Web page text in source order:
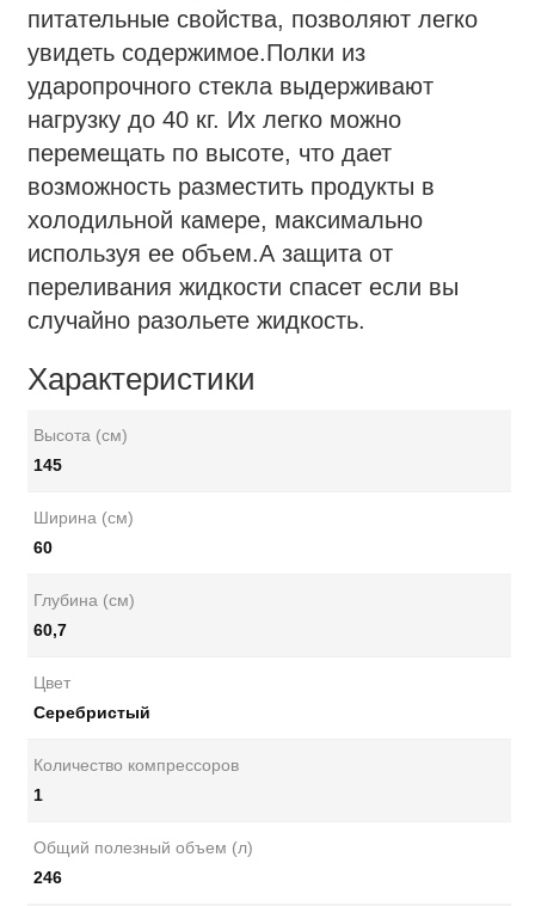
питательные свойства, позволяют легко
увидеть содержимое.Полки из
ударопрочного стекла выдерживают
нагрузку до 40 кг. Их легко можно
перемещать по высоте, что дает
возможность разместить продукты в
холодильной камере, максимально
используя ее объем.А защита от
переливания жидкости спасет если вы
случайно разольете жидкость.
Характеристики
Высота (см)
145
Ширина (см)
60
Глубина (см)
60,7
Цвет
Серебристый
Количество компрессоров
1
Общий полезный объем (л)
246